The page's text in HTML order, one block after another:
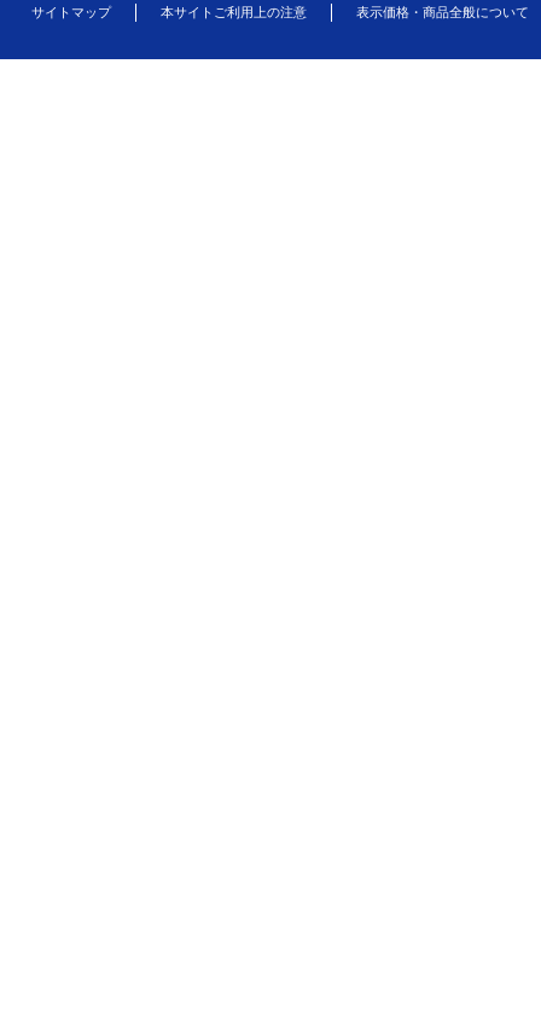
サイトマップ 本サイトご利用上の注意 表示価格・商品全般について